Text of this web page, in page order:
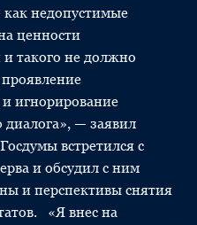
недопустимые
ценности
такого не должно
и игнорирование
— заявил
встретился с
и обсудил с ним
и перспективы снятия
«Я внес на